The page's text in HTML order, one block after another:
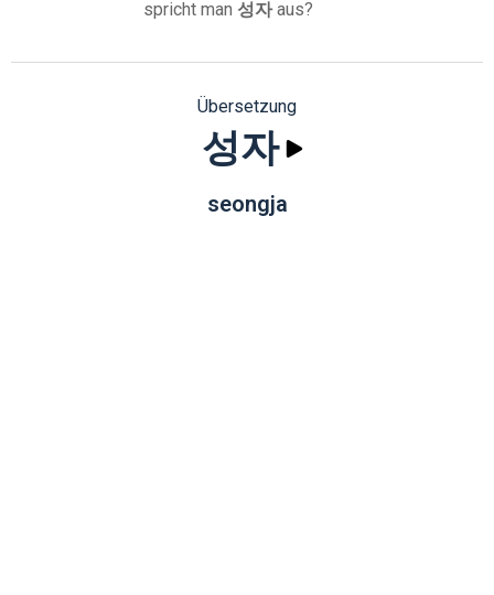
spricht man 성자aus?
Übersetzung
성자
seongja